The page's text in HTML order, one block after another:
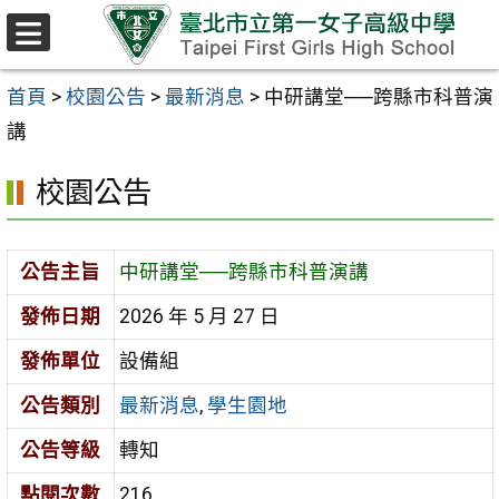
跳至主要內容區
首頁 > 校園公告 > 最新消息 > 中研講堂──跨縣市科普演
講
校園公告
公告主旨
中研講堂──跨縣市科普演講
發佈日期
2026 年 5 月 27 日
發佈單位
設備組
公告類別
最新消息, 學生園地
公告等級
轉知
選
單